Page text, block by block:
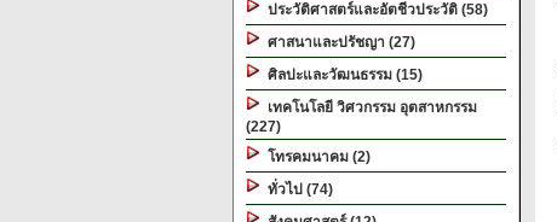
ประวัติศาสตร์และอัตชีวประวัติ (58)
ศาสนาและปรัชญา (27)
ศิลปะและวัฒนธรรม (15)
เทคโนโลยี วิศวกรรม อุตสาหกรรม
(227)
โทรคมนาคม (2)
ทั่วไป (74)